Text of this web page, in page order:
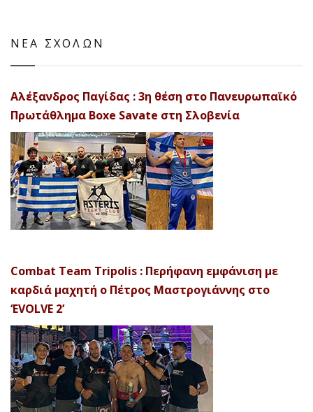
ΝΕΑ ΣΧΟΛΩΝ
Αλέξανδρος Παγίδας : 3η θέση στο Πανευρωπαϊκό
Πρωτάθλημα Boxe Savate στη Σλοβενία
Combat Team Tripolis : Περήφανη εμφάνιση με
καρδιά μαχητή ο Πέτρος Μαστρογιάννης στο
‘EVOLVE 2’